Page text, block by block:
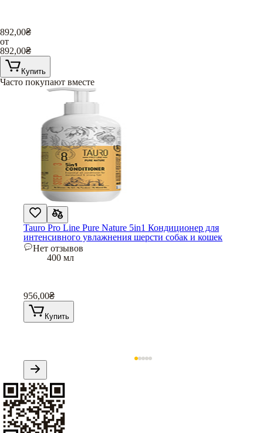
892,00₴
от
892,00₴
Купить
Часто покупают вместе
Tauro Pro Line Pure Nature 5in1 Кондиционер для
интенсивного увлажнения шерсти собак и кошек
Нет отзывов
400 мл
956,00₴
Купить